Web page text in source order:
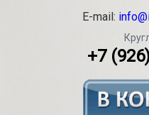
E-mail:
+7